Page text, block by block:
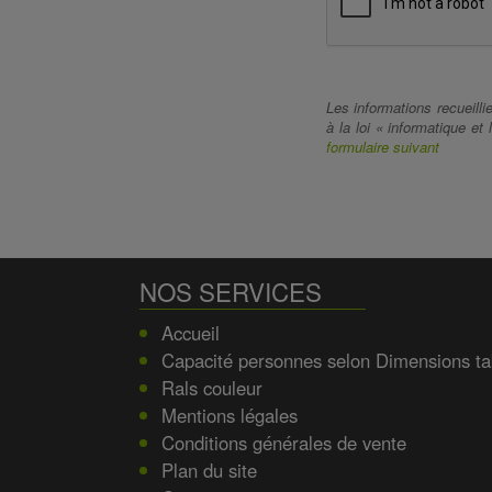
Les informations
à la loi « informatique et
formulaire suivant
NOS SERVICES
Accueil
Capacité personnes selon Dimensions
Rals couleur
Mentions légales
Conditions générales de vente
Plan du site